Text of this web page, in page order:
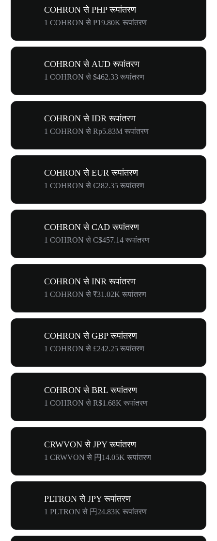
COHRON से PHP रूपांतरण
1 COHRON से ₱19.80K रूपांतरण
COHRON से AUD रूपांतरण
1 COHRON से $462.33 रूपांतरण
COHRON से IDR रूपांतरण
1 COHRON से Rp5.83M रूपांतरण
COHRON से EUR रूपांतरण
1 COHRON से €282.35 रूपांतरण
COHRON से CAD रूपांतरण
1 COHRON से C$457.14 रूपांतरण
COHRON से INR रूपांतरण
1 COHRON से ₹31.02K रूपांतरण
COHRON से GBP रूपांतरण
1 COHRON से £242.25 रूपांतरण
COHRON से BRL रूपांतरण
1 COHRON से R$1.68K रूपांतरण
CRWVON से JPY रूपांतरण
1 CRWVON से 円14.05K रूपांतरण
PLTRON से JPY रूपांतरण
1 PLTRON से 円24.83K रूपांतरण